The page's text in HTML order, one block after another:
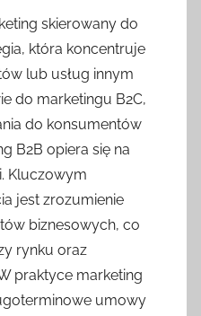
skierowany do
która koncentruje
lub usług innym
do marketingu B2C,
do konsumentów
B2B opiera się na
Kluczowym
jest zrozumienie
biznesowych, co
rynku oraz
praktyce marketing
umowy